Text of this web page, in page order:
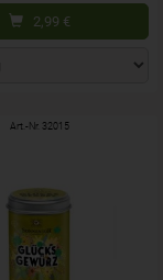
2,99 €
Art.-Nr. 32015